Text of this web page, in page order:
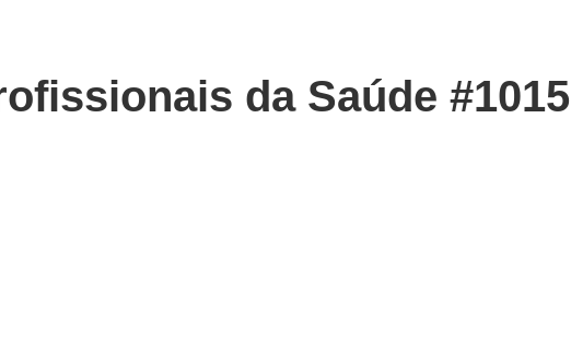
da Saúde #1015